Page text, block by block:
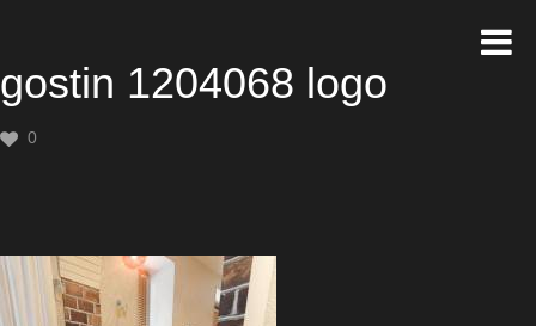
gostin 1204068 logo
0